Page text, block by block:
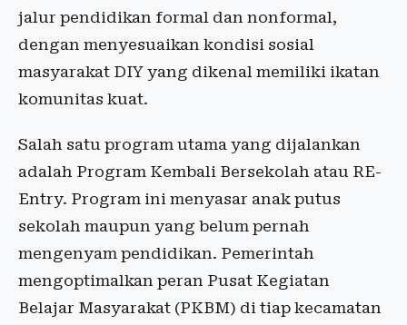
jalur pendidikan formal dan nonformal,
dengan menyesuaikan kondisi sosial
masyarakat DIY yang dikenal memiliki ikatan
komunitas kuat.
Salah satu program utama yang dijalankan
adalah Program Kembali Bersekolah atau RE-
Entry. Program ini menyasar anak putus
sekolah maupun yang belum pernah
mengenyam pendidikan. Pemerintah
mengoptimalkan peran Pusat Kegiatan
Belajar Masyarakat (PKBM) di tiap kecamatan